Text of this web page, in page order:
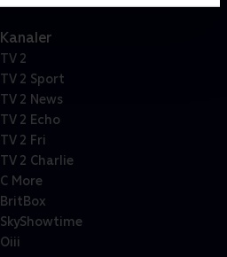
Kanaler
TV 2
TV 2 Sport
TV 2 News
TV 2 Echo
TV 2 Fri
TV 2 Charlie
C More
BritBox
SkyShowtime
Oiii